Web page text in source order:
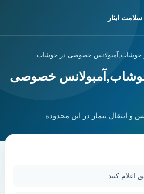
ایثار
خوشاب,آمبولانس خصوصی در خوشاب
خوشاب,آمبولانس خصوصی
و انتقال بیمار در این محدوده
اعلام کنید.